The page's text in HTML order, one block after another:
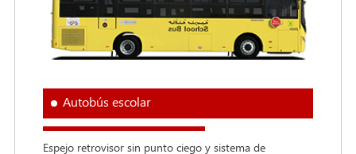
Autobús escolar
Espejo retrovisor sin punto ciego y sistema de